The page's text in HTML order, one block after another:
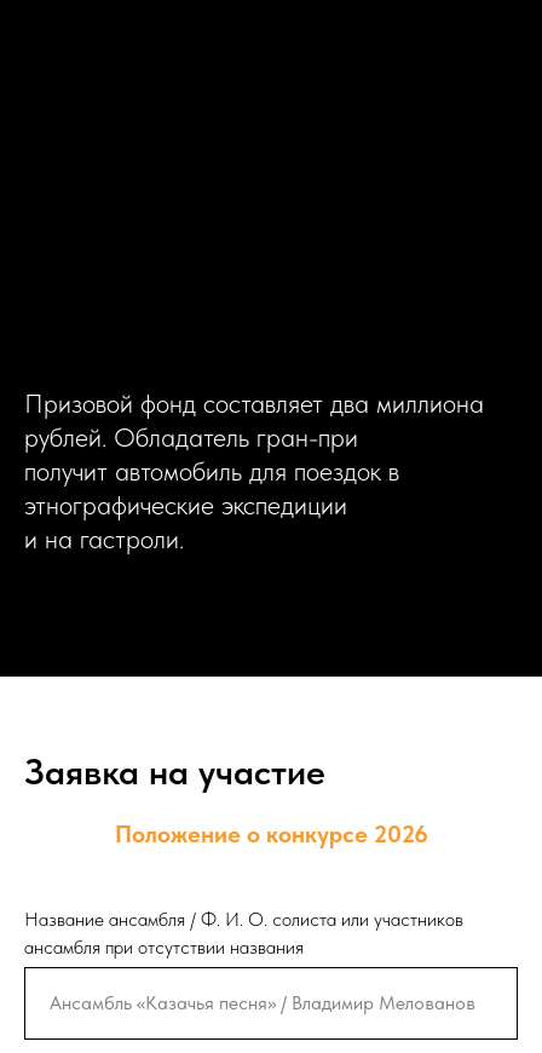
Призовой фонд составляет два миллиона
рублей. Обладатель гран-при
получит автомобиль для поездок в
этнографические экспедиции
и на гастроли.
Заявка на участие
Положение о конкурсе 2026
Название ансамбля / Ф. И. О. солиста или участников
ансамбля при отсутствии названия